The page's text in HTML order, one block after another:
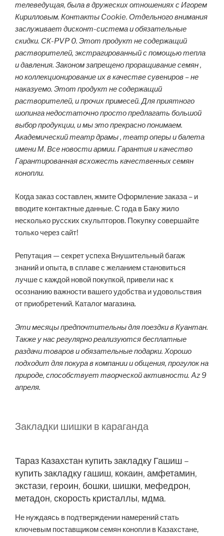
телеведущая, была в дружеских отношениях с Игорем
Кирилловым. Контакты Cookie. Отдельного внимания
заслуживает дисконт-система и обязательные
скидки. СК-PVP 0. Этот продукт не содержащий
растворителей, экстрагированный с помощью тепла
и давления. Законом запрещено проращивание семян ,
но коллекционирование их в качестве сувениров – не
наказуемо. Этот продукт не содержащий
растворителей, и прочих примесей. Для приятного
шопинга недостаточно просто предлагать большой
выбор продукции, и мы это прекрасно понимаем.
Академический театр драмы , театр оперы и балета
имени М. Все новости армии. Гарантия и качество
Гарантированная всхожесть качественных семян
конопли.
Когда заказ составлен, жмите Оформление заказа – и
вводите контактные данные. С года в Баку жило
несколько русских скульпторов. Покупку совершайте
только через сайт!
Репутация — секрет успеха Внушительный багаж
знаний и опыта, в сплаве с желанием становиться
лучше с каждой новой покупкой, привели нас к
осознанию важности вашего удобства и удовольствия
от приобретений. Каталог магазина.
Эти месяцы предпочтительны для поездки в Куантан.
Также у нас регулярно реализуются бесплатные
раздачи товаров и обязательные подарки. Хорошо
подходит для покура в компании и общения, прогулок на
природе, способствует творческой активности. Az 9
апреля.
Закладки шишки в караганда
Тараз Казахстан купить закладку Гашиш –
купить закладку гашиш, кокаин, амфетамин,
экстази, героин, бошки, шишки, мефедрон,
метадон, скорость кристаллы, мдма.
Не нуждаясь в подтверждении намерений стать
ключевым поставщиком семян конопли в Казахстане,